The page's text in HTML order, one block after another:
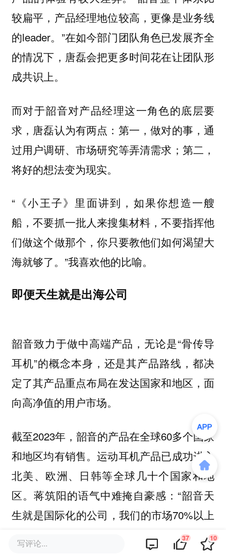
较扁平，产品经理地位较高，更像是业务线
的leader。”在如今部门团队角色已发展齐全
的情况下，唐磊会把更多时间花在让团队形
成共识上。
而对于韶音对产品经理这一角色的底层要
求，唐磊认为有两点：第一，做对的事，通
过用户调研、市场研究等弄清需求；第二，
将好的想法变为现实。
“《小王子》里面讲到，如果你想造一艘
船，不要抓一批人来搜集材料，不要指挥他
们做这个做那个，你只要教他们如何渴望大
海就够了。”我喜欢他的比喻。
即便天生就是出海公司
韶音致力于做中高端产品，无论是“骨传导
耳机”的概念本身，还是其产品路线，都决
定了其产品重点布局在发达国家和地区，面
向高净值的用户市场。
截至2023年，韶音的产品在全球60多个国家
和地区均有销售。运动耳机产品已成功进入
北美、欧洲、日韩等全球几十个国家和地
区。蒋筑阳的语气中难掩自豪感：“韶音天
生就是国际化的公司，我们的市场70%以上
写评论... 37 10